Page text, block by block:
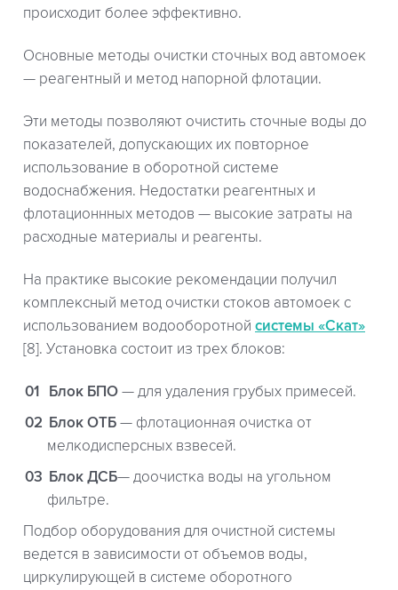
происходит более эффективно.
Основные методы очистки сточных вод автомоек
— реагентный и метод напорной флотации.
Эти методы позволяют очистить сточные воды до
показателей, допускающих их повторное
использование в оборотной системе
водоснабжения. Недостатки реагентных и
флотационнных методов — высокие затраты на
расходные материалы и реагенты.
На практике высокие рекомендации получил
комплексный метод очистки стоков автомоек с
использованием водооборотной системы «Скат»
[8]. Установка состоит из трех блоков:
Блок БПО — для удаления грубых примесей.
Блок ОТБ — флотационная очистка от
мелкодисперсных взвесей.
Блок ДСБ— доочистка воды на угольном
фильтре.
Подбор оборудования для очистной системы
ведется в зависимости от объемов воды,
циркулирующей в системе оборотного